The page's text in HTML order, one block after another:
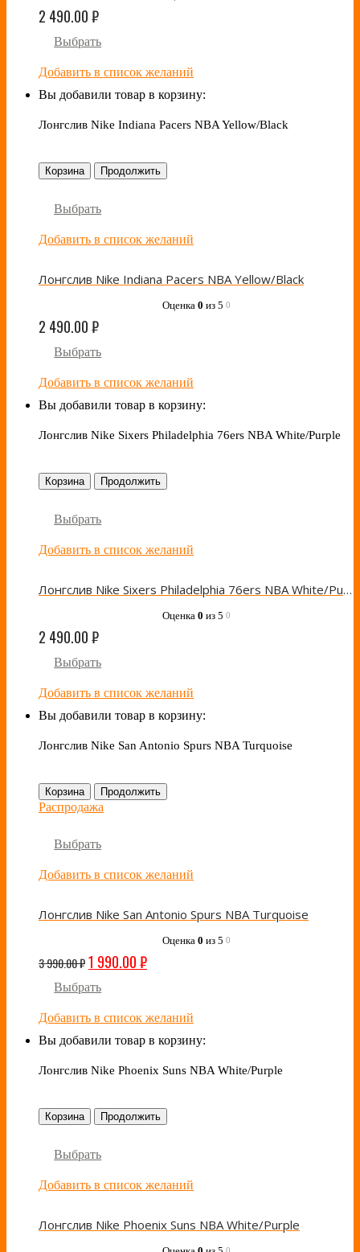
2 490.00₽
Выбрать
Добавить в список желаний
Вы добавили товар в корзину:
Лонгслив Nike Indiana Pacers NBA Yellow/Black
Корзина Продолжить
Выбрать
Добавить в список желаний
Лонгслив Nike Indiana Pacers NBA Yellow/Black
Оценка 0 из 5 0
2 490.00₽
Выбрать
Добавить в список желаний
Вы добавили товар в корзину:
Лонгслив Nike Sixers Philadelphia 76ers NBA White/Purple
Корзина Продолжить
Выбрать
Добавить в список желаний
Лонгслив Nike Sixers Philadelphia 76ers NBA White/Purple
Оценка 0 из 5 0
2 490.00₽
Выбрать
Добавить в список желаний
Вы добавили товар в корзину:
Лонгслив Nike San Antonio Spurs NBA Turquoise
Корзина Продолжить
Распродажа
Выбрать
Добавить в список желаний
Лонгслив Nike San Antonio Spurs NBA Turquoise
Оценка 0 из 5 0
3 990.00₽1 990.00₽
Выбрать
Добавить в список желаний
Вы добавили товар в корзину:
Лонгслив Nike Phoenix Suns NBA White/Purple
Корзина Продолжить
Выбрать
Добавить в список желаний
Лонгслив Nike Phoenix Suns NBA White/Purple